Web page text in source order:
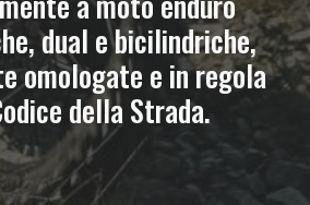
dual e bicilindriche,
omologate e in regola
della Strada.